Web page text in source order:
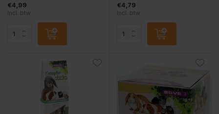
€4,99
Incl. btw
€4,79
Incl. btw